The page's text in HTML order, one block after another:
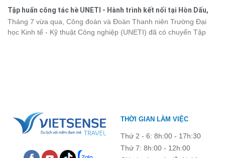
năm 2026 ngay dưới đây.
kết, sẻ chia và lưu giữ nhiều khoảnh khắc đáng nhớ. Hãy cùng
nhìn lại chuyến đi ngập tràn niềm vui và những trải nghiệm khó
quên.
Tập huấn công tác hè UNETI - Hành trình kết nối tại Hòn Dấu,
Đồ Sơn
Tháng 7 vừa qua, Công đoàn và Đoàn Thanh niên Trường Đại
học Kinh tế - Kỹ thuật Công nghiệp (UNETI) đã có chuyến Tập
THỜI GIAN LÀM VIỆC
Thứ 2 - 6: 8h:00 - 17h:30
Thứ 7: 8h:00 - 12h:00